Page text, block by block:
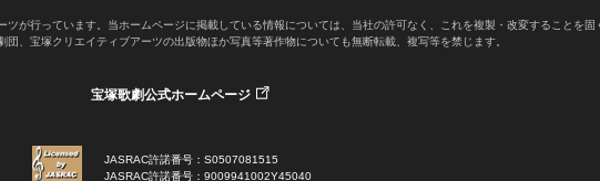
が行っています。当ホームページに掲載している情報については、当社の許可なく、これを複製・改変することを固
団、宝塚クリエイティブアーツの出版物ほか写真等著作物についても無断転載、複写等を禁じます。
宝塚歌劇公式ホームページ
JASRAC許諾番号：S0507081515
JASRAC許諾番号：9009941002Y45040